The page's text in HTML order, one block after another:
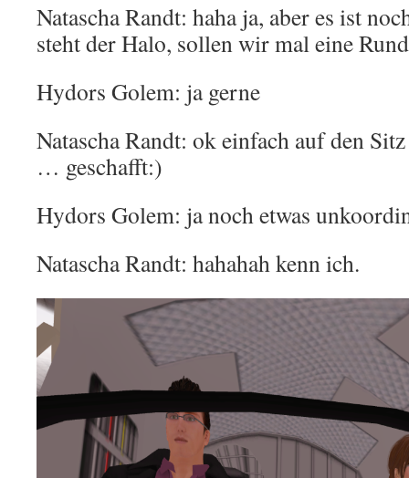
Natascha Randt: haha ja, aber es ist
steht der Halo, sollen wir mal eine
Hydors Golem: ja gerne
Natascha Randt: ok einfach auf den
… geschafft:)
Hydors Golem: ja noch etwas
Natascha Randt: hahahah kenn ich.